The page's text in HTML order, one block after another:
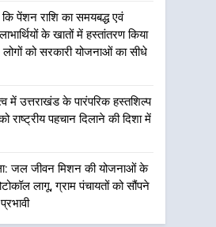
धामी ने कहा कि पेंशन
का समयबद्ध एवं पारदर्शी
किया जा रहा है,
पात्र लोगों को सरकारी
मुख्यमंत्री धामी के नेतृत्व में
हथकरघा उत्पादों को राष्ट्रीय
दिलाने की दिशा में निरंतर
पेंशन राशि का समयबद्ध एवं
के खातों में हस्तांतरण किया
को सरकारी योजनाओं का सीधे
में उत्तराखंड के पारंपरिक हस्तशिल्प
राष्ट्रीय पहचान दिलाने की दिशा में
जल जीवन मिशन की योजनाओं के
लागू, ग्राम पंचायतों को सौंपने